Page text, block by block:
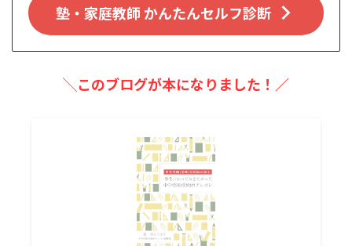
塾・家庭教師 かんたんセルフ診断
╲このブログが本になりました！／